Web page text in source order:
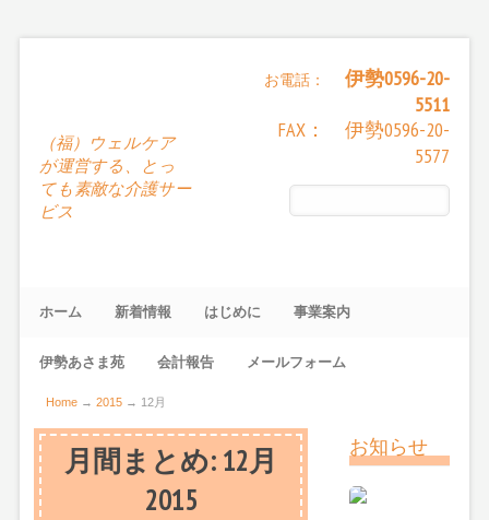
（福）ウェルケア
が運営する、とっ
ても素敵な介護サー
ビス
お電話：
伊勢0596-20-
5511
FAX： 伊勢0596-20-
5577
ホーム 新着情報 はじめに 事業案内
伊勢あさま苑 会計報告 メールフォーム
Home →2015 → 12月
月間まとめ: 12月
2015
お知らせ